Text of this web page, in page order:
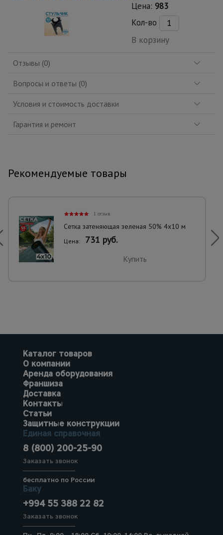
Цена: 983
Кол-во
В корзину
Отзывы (0)
Вопросы и ответы (0)
Условия и стоимость доставки
Гарантия и ремонт
Рекомендуемые товары
1 отзыв
Сетка затеняющая зеленая 50% 4х10 м
Цена: 731 руб.
Купить
Каталог товаров
О компании
Аренда оборудования
Франшиза
Доставка
Контакты
Статьи
Защитные конструкции
Единая справочная
8 (800) 200-25-90
Заказать звонок
бесплатно по России
Баку
+994 55 388 22 82
Заказать звонок